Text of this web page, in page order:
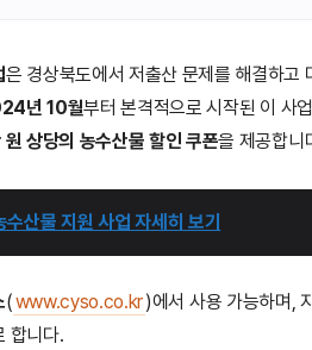
은 경상북도에서 저출산 문제를 해결하고
년 10월부터 본격적으로 시작된 이 사
원 상당의 농수산물 할인 쿠폰을 제공합니
산물 지원 사업 자세히 보기
(www.cyso.co.kr)에서 사용 가능하며,
합니다.